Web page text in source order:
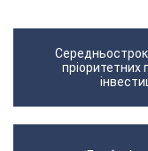
пріоритетних